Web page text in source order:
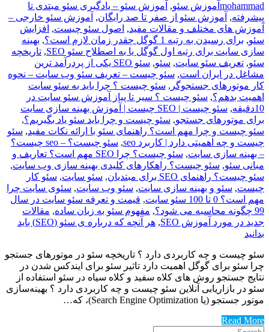
mohammad آموزش سئو, آموزش سئو – یادگیری سئو مبتدی تا
پیشرفته, آموزش سئو از صفر تا صد رایگان, آموزش سئو خارجی –
آموزش های مختلف و مقالات مفید, اصول سئو چیست, افزایش
سئو, برای رسیدن به رتبه 1 گوگل چقدر زمان لازم است؟ , بهینه
سازی سایت برای رتبه اول گوگل یا به اصطلاح سئو SEO
, تاریخچه
سئو,
, سئو,
سئو SEO یکی از پردرآمد ترین
مشاغل در ایران است, سئو چیست – تعریف سئو وب سایت – نحوه
کار موتورهای جستجوگر , سئو چیست ؟ چرا باید به سئو سایت
اهمیت بدهم؟, سئو چیست ؟ سیر تا پیاز آموزش سئو سایت در
10دقیقه
,
سئو چیست | SEO چیست | آموزش بهینه سازی سایت
برای موتورهای جستجو, سئو چیست و چرا باید سئو یاد بگیریم؟,
سئو چیست و چرا مهم است؟ راهنمای سئو با ارائه نکات مفید, سئو
چیست و چه اهمیتی دارد | کاربرد seo
,
سئو چیست؟ – seo چیست؟
– بهینه سازی سایت,
سئو چیست؟ چرا SEO مهم است؟ تعاریف و
مبانی سئو, سئو چیست؟ راهکارهای کلیدی بهینه سازی وب سایت,
سئو چیست؟ راهنمای SEO برای مبتدیان
, سئو سایت, سئو کار
چیست, سئو و بهینه سازی سایت, سئو وب سایت, سئوی سایت چرا
مهم است؟ 0 تا 100 سئو سایت
, قیمت و تعرفه سئو سایت در سال
99 چگونه محاسبه می شود؟
, مفهوم سئو به زبان ساده, مقالات
جدید در مورد آموزش SEO
,
هر آنچه که درباره ی سئو (SEO) باید
بدانید
سئو چیست و چه کاربردی دارد ؟ تاریخچه سئو در موتورهای جستجو
چرا سئو برای گوگل اهمیت دارد تاثیر سئو برای ایندکس شدن در
نتایج جستجو روش های کلاه سفید و کلاه سیاه در سئو استفاده از
سئو در بازاریابی آنلاین سئو چیست و چه کاربردی دارد ؟ بهینه‌سازی
موتور جستجو (یا Search Engine Optimization)، که…
Read More